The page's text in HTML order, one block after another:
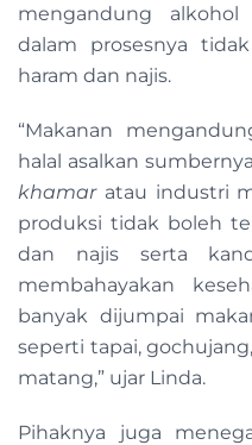
mengandung
dalam prosesnya
haram dan najis.
“Makanan
halal asalkan
khamaratau industri
produksi tidak boleh
dan najis serta
membahayakan
banyak dijumpai
seperti tapai,
matang,” ujar Linda.
Pihaknya juga